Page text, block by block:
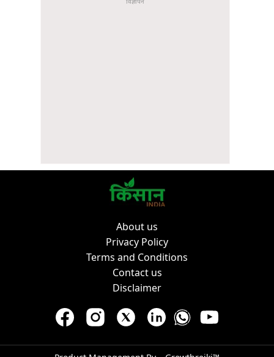
About us
Privacy Policy
Terms and Conditions
Contact us
Disclaimer